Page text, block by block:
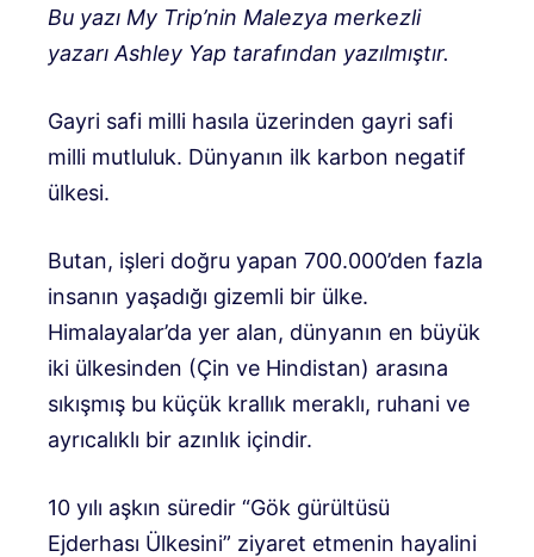
Bu yazı My Trip’nin Malezya merkezli
yazarı Ashley Yap tarafından yazılmıştır.
Gayri safi milli hasıla üzerinden gayri safi
milli mutluluk. Dünyanın ilk karbon negatif
ülkesi.
Butan, işleri doğru yapan 700.000’den fazla
insanın yaşadığı gizemli bir ülke.
Himalayalar’da yer alan, dünyanın en büyük
iki ülkesinden (Çin ve Hindistan) arasına
sıkışmış bu küçük krallık meraklı, ruhani ve
ayrıcalıklı bir azınlık içindir.
10 yılı aşkın süredir “Gök gürültüsü
Ejderhası Ülkesini” ziyaret etmenin hayalini